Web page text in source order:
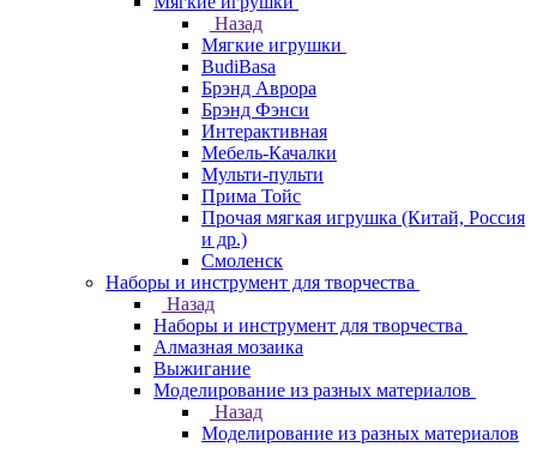
Назад
Мягкие игрушки
BudiBasa
Брэнд Аврора
Брэнд Фэнси
Интерактивная
Мебель-Качалки
Мульти-пульти
Прима Тойс
Прочая мягкая игрушка (Китай, Россия
и др.)
Смоленск
Наборы и инструмент для творчества
Назад
Наборы и инструмент для творчества
Алмазная мозаика
Выжигание
Моделирование из разных материалов
Назад
Моделирование из разных материалов